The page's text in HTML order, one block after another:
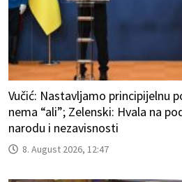
Vučić: Nastavljamo principijelnu
nema “ali”; Zelenski: Hvala na
narodu i nezavisnosti
8. August 2026, 12:47